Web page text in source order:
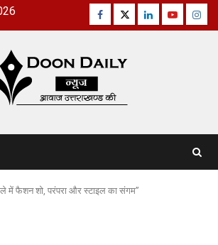
Facebook
TwitterLinkedinYoutube
में फैशन शो, परंपरा और स्टाइल का संगम”